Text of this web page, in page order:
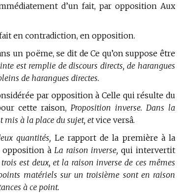
d’un fait, par opposition Aux
en contradiction, en opposition.
un poëme, se dit de Ce qu’on suppose être
est remplie de discours directs, de harangues
de harangues directes.
par opposition à Celle qui résulte du
cette raison,Proposition inverse. Dans la
mis à la place du sujet, etvice versâ.
quantités, Le rapport de la première à la
opposition à La raison inverse, qui intervertit
est deux, et la raison inverse de ces mêmes
matériels sur un troisième sont en raison
à ce point.